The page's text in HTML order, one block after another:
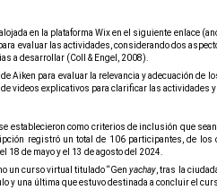
en la plataforma Wix en el siguiente enlace
evaluar las actividades, considerando dos
a desarrollar (Coll & Engel, 2008).
Aiken para evaluar la relevancia y adecuación de
videos explicativos para clarificar las actividades y
establecieron como criterios de inclusión que
registró un total de 106 participantes, de
18 de mayo y el 13 de agosto del 2024.
un curso virtual titulado “Genyachay , tras la
y una última que estuvo destinada a concluir el